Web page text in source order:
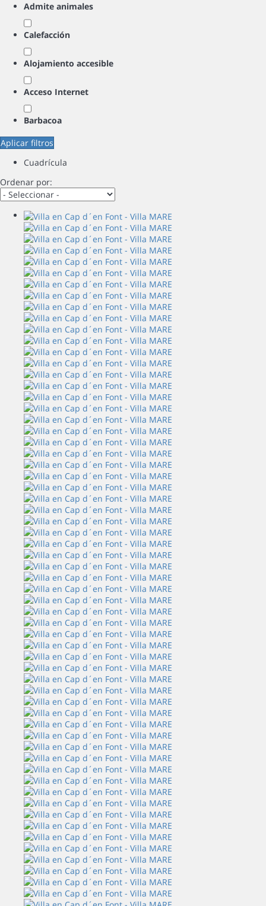
Admite animales
Calefacción
Alojamiento accesible
Acceso Internet
Barbacoa
Aplicar filtros
Cuadrícula
Ordenar por: